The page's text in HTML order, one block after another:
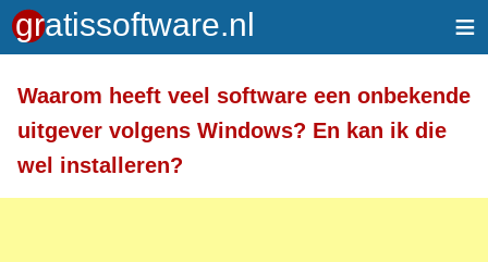
≡
Waarom heeft veel software een onbekende
uitgever volgens Windows? En kan ik die
wel installeren?
Toegelaten HTML-tags: <a> <em> <strong> <br>
<br /> <i> <b> <p>
Regels en alinea's worden automatisch gesplitst.
Adressen van webpagina's en e-mailadressen